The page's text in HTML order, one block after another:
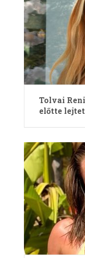
Tolvai
előtte